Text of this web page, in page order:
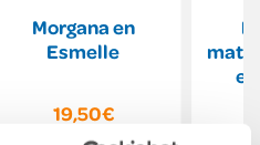
Morgana en
Esmelle
19,50€